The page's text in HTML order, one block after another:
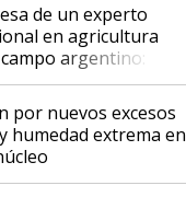
de un experto
en agricultura
argentino:
impresionado"
por nuevos excesos
humedad extrema en